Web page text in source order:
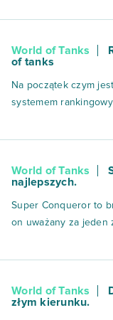
czechosłowackich
World of Tanks
of tanks
Na początek czym
systemem
styl gry zalecany
World of Tanks
najlepszych.
Super Conqueror to
on uważany za jeden
uszkodzeń na strzał.
World of Tanks
złym kierunku.